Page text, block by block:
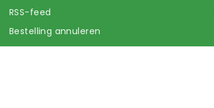
RSS-feed
Bestelling annuleren